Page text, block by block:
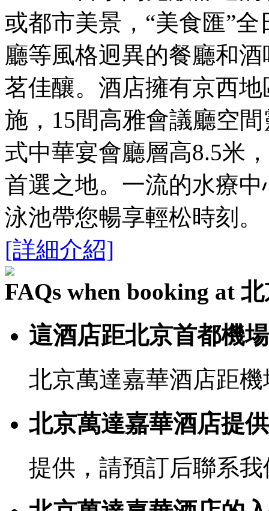
或都市美景，“美食匯”全
廳等風格迥異的餐廳和
茗佳釀。酒店擁有京西
施，15間高雅會議廳空
式中華宴會廳層高8.5米
首選之地。一流的水療
泳池帶您暢享輕松時刻。
[詳細介紹]
FAQs when booking at
這酒店距北京首都機
北京萬達嘉華酒店距機
北京萬達嘉華酒店提
提供，請預訂后聯系